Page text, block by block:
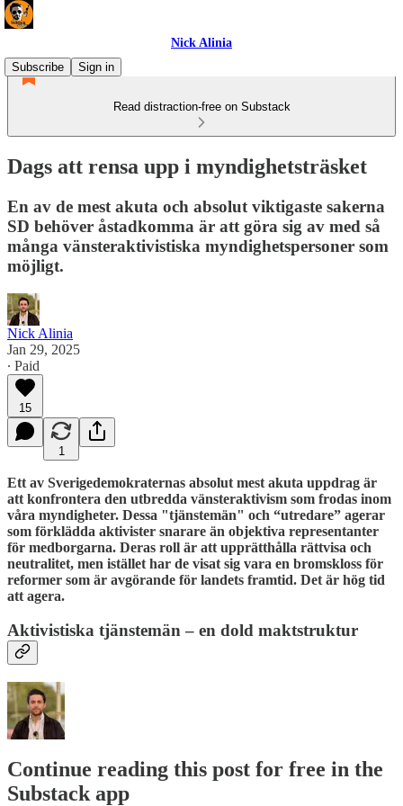
Nick Alinia
Subscribe
Sign in
Read distraction-free on Substack
Dags att rensa upp i myndighetsträsket
En av de mest akuta och absolut viktigaste sakerna
SD behöver åstadkomma är att göra sig av med så
många vänsteraktivistiska myndighetspersoner som
möjligt.
Nick Alinia
Jan 29, 2025
∙ Paid
15
1
Ett av Sverigedemokraternas absolut mest akuta uppdrag är
att konfrontera den utbredda vänsteraktivism som frodas inom
våra myndigheter. Dessa "tjänstemän" och “utredare” agerar
som förklädda aktivister snarare än objektiva representanter
för medborgarna. Deras roll är att upprätthålla rättvisa och
neutralitet, men istället har de visat sig vara en bromskloss för
reformer som är avgörande för landets framtid. Det är hög tid
att agera.
Aktivistiska tjänstemän – en dold maktstruktur
Continue reading this post for free in the
Substack app